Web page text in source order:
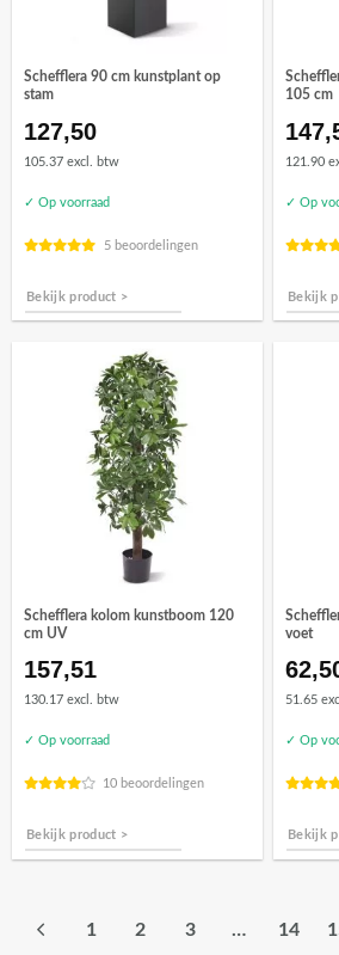
Schefflera 90 cm kunstplant op
stam
127,50
105.37 excl. btw
✓ Op voorraad
5 beoordelingen
Bekijk product >
105 cm
121.90
✓ Op
Bekijk
Schefflera kolom kunstboom 120
cm UV
157,51
130.17 excl. btw
✓ Op voorraad
10 beoordelingen
Bekijk product >
voet
51.65
✓ Op
Bekijk
1 2 3 … 14